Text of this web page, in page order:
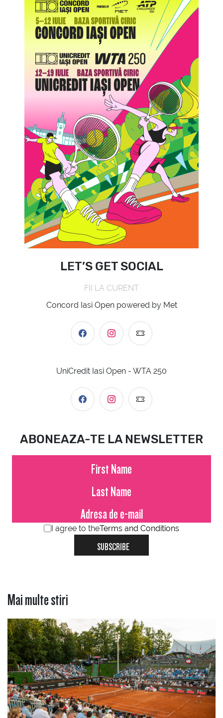
LET’S GET SOCIAL
FII LA CURENT
Concord Iasi Open powered by Met
UniCredit Iasi Open - WTA 250
ABONEAZA-TE LA NEWSLETTER
I agree to theTerms and Conditions
SUBSCRIBE
Mai multe stiri